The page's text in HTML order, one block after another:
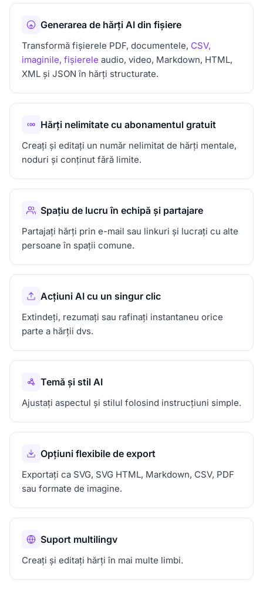
Generarea de hărți AI din fișiere
Transformă fișierele PDF, documentele, CSV,
imaginile, fișierele audio, video, Markdown, HTML,
XML și JSON în hărți structurate.
Hărți nelimitate cu abonamentul gratuit
Creați și editați un număr nelimitat de hărți mentale,
noduri și conținut fără limite.
Spațiu de lucru în echipă și partajare
Partajați hărți prin e-mail sau linkuri și lucrați cu alte
persoane în spații comune.
Acțiuni AI cu un singur clic
Extindeți, rezumați sau rafinați instantaneu orice
parte a hărții dvs.
Temă și stil AI
Ajustați aspectul și stilul folosind instrucțiuni simple.
Opțiuni flexibile de export
Exportați ca SVG, SVG HTML, Markdown, CSV, PDF
sau formate de imagine.
Suport multilingv
Creați și editați hărți în mai multe limbi.